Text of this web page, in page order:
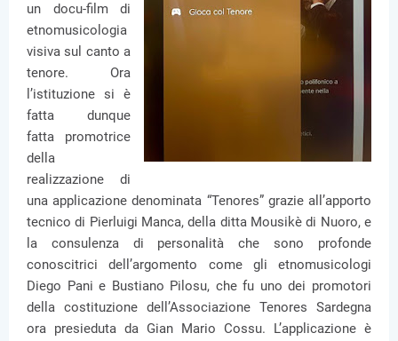
un docu-film di
etnomusicologia
visiva sul canto a
tenore. Ora
l’istituzione si è
fatta dunque
fatta promotrice
della
realizzazione di
una applicazione denominata “Tenores” grazie all’apporto
tecnico di Pierluigi Manca, della ditta Mousikè di Nuoro, e
la consulenza di personalità che sono profonde
conoscitrici dell’argomento come gli etnomusicologi
Diego Pani e Bustiano Pilosu, che fu uno dei promotori
della costituzione dell’Associazione Tenores Sardegna
ora presieduta da Gian Mario Cossu. L’applicazione è